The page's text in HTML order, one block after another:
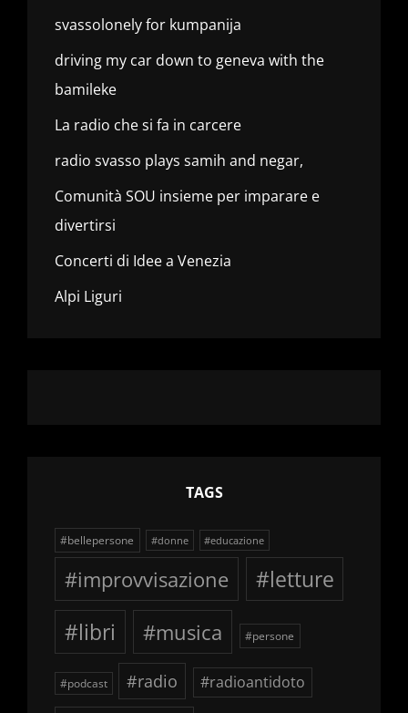
svassolonely for kumpanija
driving my car down to geneva with the
bamileke
La radio che si fa in carcere
radio svasso plays samih and negar,
Comunità SOU insieme per imparare e
divertirsi
Concerti di Idee a Venezia
Alpi Liguri
TAGS
#bellepersone #donne #educazione
#improvvisazione
#letture
#libri
#musica #persone
#podcast #radio #radioantidoto